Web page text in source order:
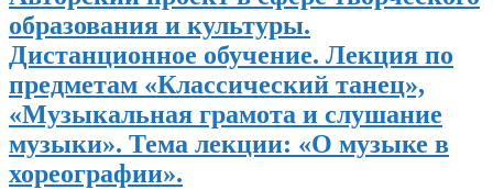
образования и культуры.
Дистанционное обучение. Лекция по
предметам «Классический танец»,
«Музыкальная грамота и слушание
музыки». Тема лекции: «О музыке в
хореографии».